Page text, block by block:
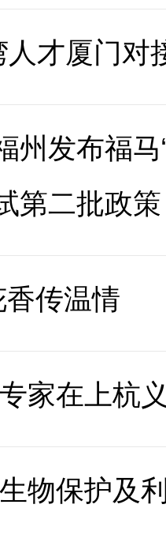
人才厦门对
州发布福
第二批政策
传温情
家在上杭
物保护及